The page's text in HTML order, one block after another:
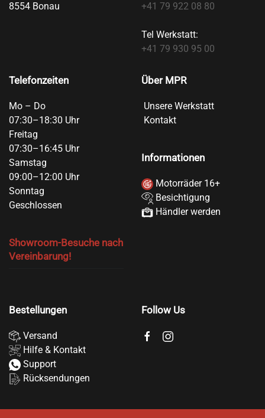
8554 Bonau
+41 79 922 08 80
Tel Werkstatt:
+41 79 930 95 00
Telefonzeiten
Mo – Do
07:30–18:30 Uhr
Freitag
07:30–16:45 Uhr
Samstag
09:00–12:00 Uhr
Sonntag
Geschlossen
Showroom-Besuche nach
Vereinbarung!
Über MPR
Unsere Werkstatt
Kontakt
Informationen
Motorräder 16+
Besichtigung
Händler werden
Bestellungen
Versand
Hilfe & Kontakt
Support
Rücksendungen
Follow Us